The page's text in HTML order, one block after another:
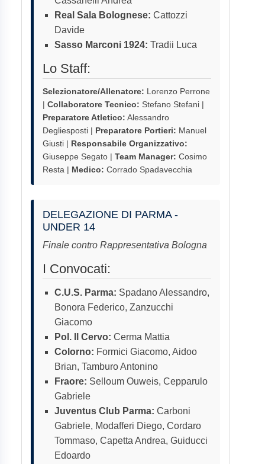
Real Sala Bolognese: Cattozzi
Davide
Sasso Marconi 1924: Tradii Luca
Lo Staff:
Selezionatore/Allenatore: Lorenzo Perrone
| Collaboratore Tecnico: Stefano Stefani |
Preparatore Atletico: Alessandro
Degliesposti | Preparatore Portieri: Manuel
Giusti | Responsabile Organizzativo:
Giuseppe Segato | Team Manager: Cosimo
Resta | Medico: Corrado Spadavecchia
DELEGAZIONE DI PARMA -
UNDER 14
Finale contro Rappresentativa Bologna
I Convocati:
C.U.S. Parma: Spadano Alessandro,
Bonora Federico, Zanzucchi
Giacomo
Pol. Il Cervo: Cerma Mattia
Colorno: Formici Giacomo, Aidoo
Brian, Tamburo Antonino
Fraore: Selloum Ouweis, Cepparulo
Gabriele
Juventus Club Parma: Carboni
Gabriele, Modafferi Diego, Cordaro
Tommaso, Capetta Andrea, Guiducci
Edoardo